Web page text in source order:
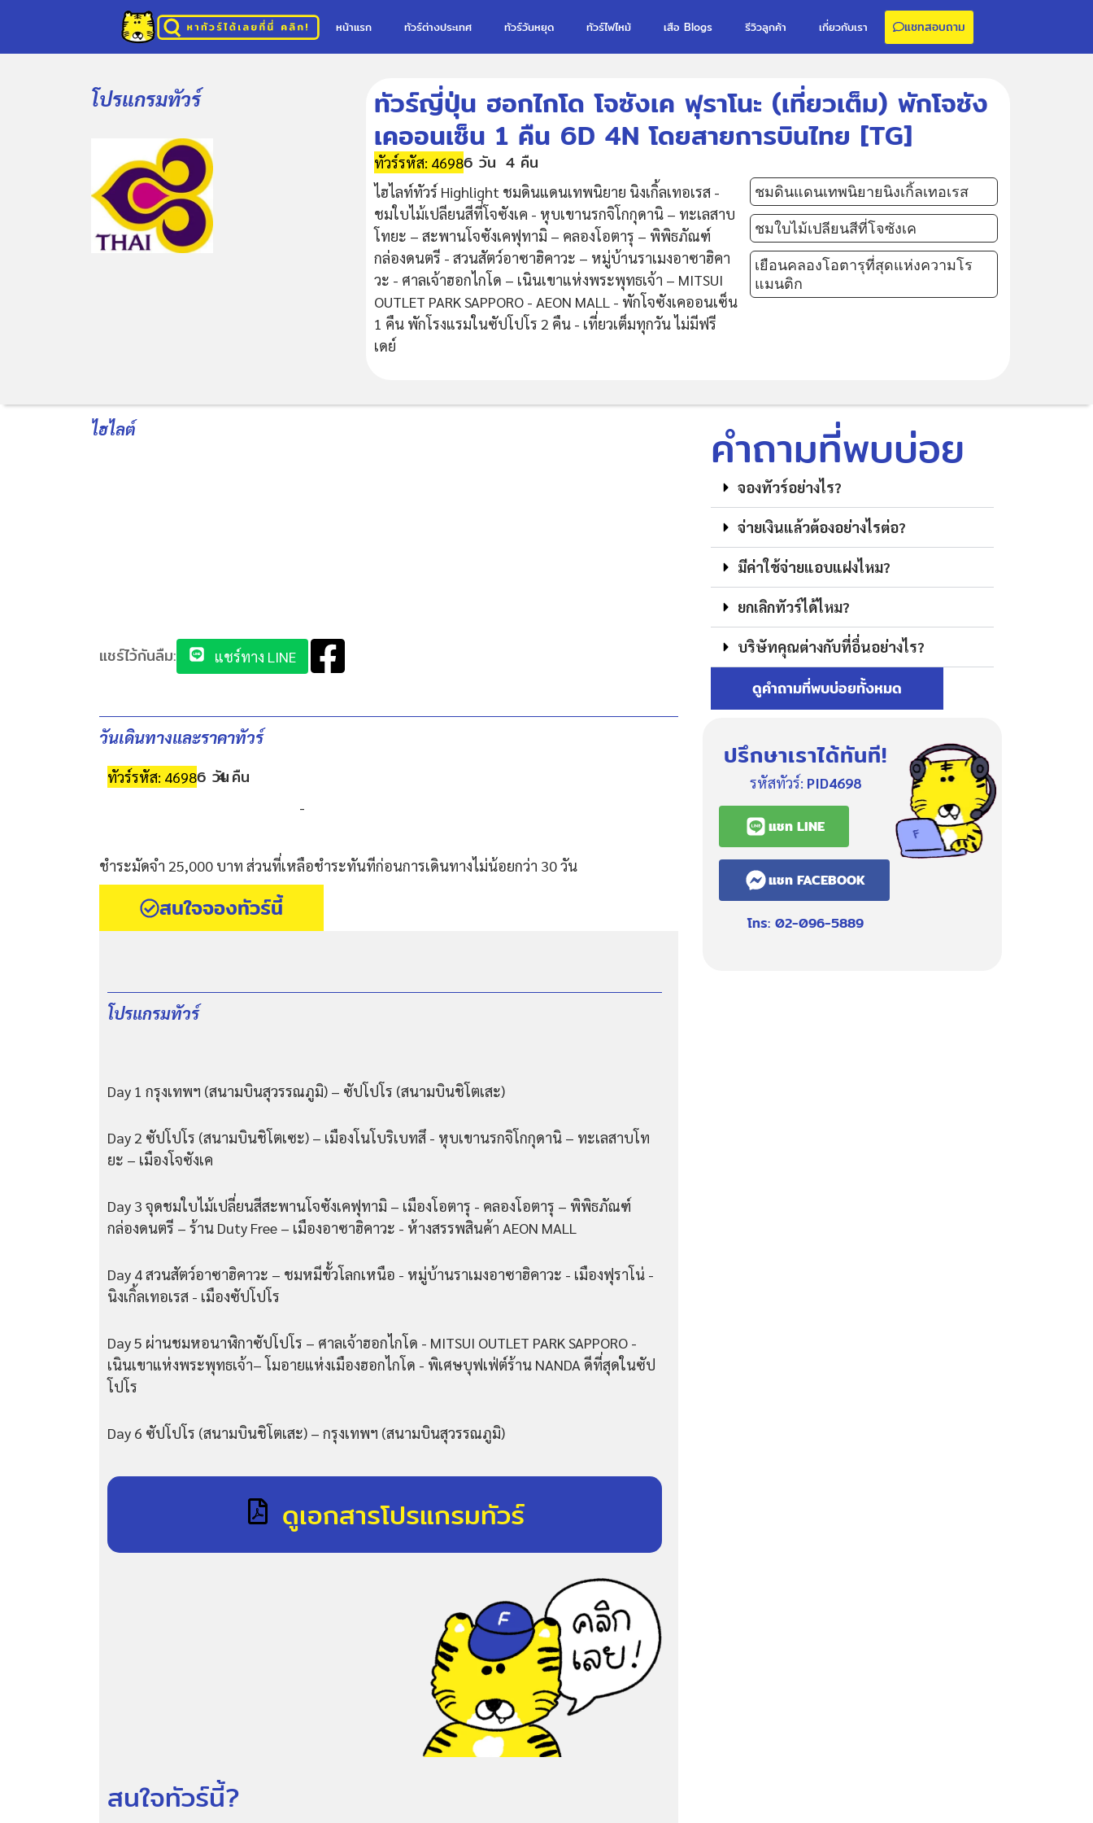
หน้าแรก ทัวร์ต่างประเทศ ทัวร์วันหยุด ทัวร์ไฟไหม้ เสือ Blogs รีวิวลูกค้า เกี่ยวกับเรา แชทสอบถาม
โปรแกรมทัวร์
ทัวร์ญี่ปุ่น ฮอกไกโด โจซังเค ฟุราโนะ (เที่ยวเต็ม) พักโจซัง
เคออนเซ็น 1 คืน 6D 4N โดยสายการบินไทย [TG]
ทัวร์รหัส: 46986 วัน 4 คืน
ไฮไลท์ทัวร์ Highlight ชมดินแดนเทพนิยาย นิงเกิ้ลเทอเรส -
ชมใบไม้เปลียนสีที่โจซังเค - หุบเขานรกจิโกกุดานิ – ทะเลสาบ
โทยะ – สะพานโจซังเคฟุทามิ – คลองโอตารุ – พิพิธภัณฑ์
กล่องดนตรี - สวนสัตว์อาซาฮิคาวะ – หมู่บ้านราเมงอาซาฮิคา
วะ - ศาลเจ้าฮอกไกโด – เนินเขาแห่งพระพุทธเจ้า – MITSUI
OUTLET PARK SAPPORO - AEON MALL - พักโจซังเคออนเซ็น
1 คืน พักโรงแรมในซัปโปโร 2 คืน - เที่ยวเต็มทุกวัน ไม่มีฟรี
เดย์
ชมดินแดนเทพนิยายนิงเกิ้ลเทอเรส
ชมใบไม้เปลียนสีที่โจซังเค
เยือนคลองโอตารุที่สุดแห่งความโร
แมนติก
ไฮไลต์
แชร์ไว้กันลืม: แชร์ทาง LINE
วันเดินทางและราคาทัวร์
ทัวร์รหัส: 46986 วัน4 คืน
-
ชำระมัดจำ 25,000 บาท ส่วนที่เหลือชำระทันทีก่อนการเดินทางไม่น้อยกว่า 30 วัน
สนใจจองทัวร์นี้
โปรแกรมทัวร์
Day 1 กรุงเทพฯ (สนามบินสุวรรณภูมิ) – ซัปโปโร (สนามบินชิโตเสะ)
Day 2 ซัปโปโร (สนามบินชิโตเซะ) – เมืองโนโบริเบทสึ - หุบเขานรกจิโกกุดานิ – ทะเลสาบโท
ยะ – เมืองโจซังเค
Day 3 จุดชมใบไม้เปลี่ยนสีสะพานโจซังเคฟุทามิ – เมืองโอตารุ - คลองโอตารุ – พิพิธภัณฑ์
กล่องดนตรี – ร้าน Duty Free – เมืองอาซาฮิคาวะ - ห้างสรรพสินค้า AEON MALL
Day 4 สวนสัตว์อาซาฮิคาวะ – ชมหมีขั้วโลกเหนือ - หมู่บ้านราเมงอาซาฮิคาวะ - เมืองฟุราโน่ -
นิงเกิ้ลเทอเรส - เมืองซัปโปโร
Day 5 ผ่านชมหอนาฬิกาซัปโปโร – ศาลเจ้าฮอกไกโด - MITSUI OUTLET PARK SAPPORO -
เนินเขาแห่งพระพุทธเจ้า– โมอายแห่งเมืองฮอกไกโด - พิเศษบุฟเฟ่ต์ร้าน NANDA ดีที่สุดในซัป
โปโร
Day 6 ซัปโปโร (สนามบินชิโตเสะ) – กรุงเทพฯ (สนามบินสุวรรณภูมิ)
ดูเอกสารโปรแกรมทัวร์
สนใจทัวร์นี้?
คำถามที่พบบ่อย
จองทัวร์อย่างไร?
จ่ายเงินแล้วต้องอย่างไรต่อ?
มีค่าใช้จ่ายแอบแฝงไหม?
ยกเลิกทัวร์ได้ไหม?
บริษัทคุณต่างกับที่อื่นอย่างไร?
ดูคำถามที่พบบ่อยทั้งหมด
ปรึกษาเราได้ทันที!
รหัสทัวร์: PID4698
แชท LINE
แชท FACEBOOK
โทร: 02-096-5889